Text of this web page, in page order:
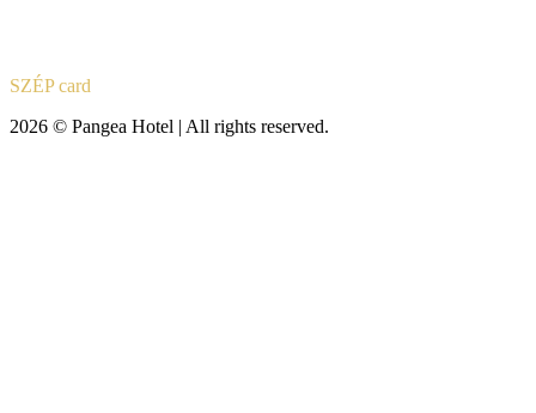
SZÉP card
2026 © Pangea Hotel | All rights reserved.